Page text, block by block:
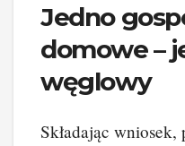
Jedno
domowe –
węglowy
Składając